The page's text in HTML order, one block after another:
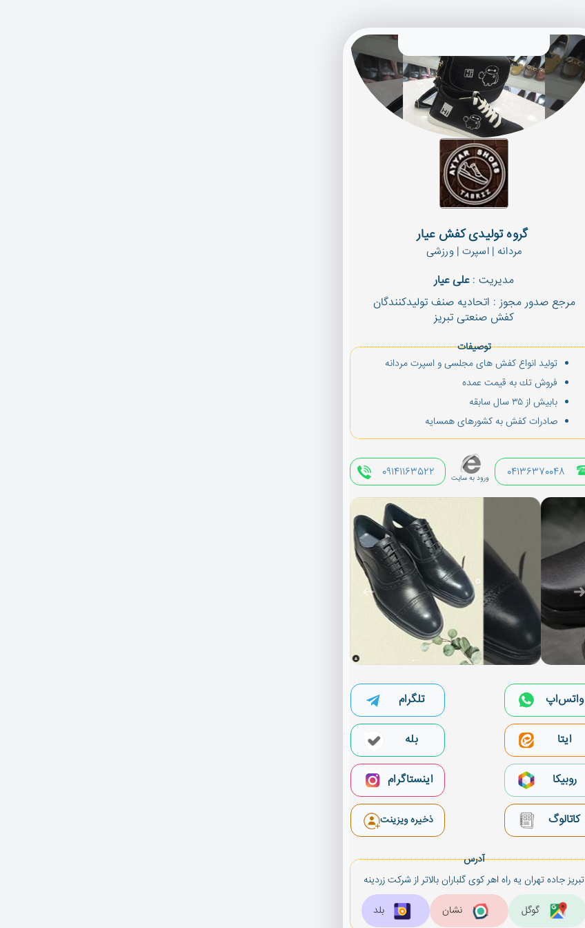
گروه تولیدی كفش عیار
مردانه | اسپرت | ورزشی
مدیریت :علی عیار
مرجع صدور مجوز : اتحادیه صنف تولیدكنندگان
كفش صنعتی تبریز
توصیفات
تولید انواع كفش های مجلسی و اسپرت مردانه
فروش تك به قیمت عمده
بابیش از ۳۵ سال سابقه
صادرات كفش به كشورهای همسایه
09141163522 ورود به سایت 04136370048
تلگرام واتس‌اپ
بله ایتا
اینستاگرام روبیکا
ذخیره ویزینت کاتالوگ
آدرس
تبریز جاده تهران یه راه اهر كوی گلباران بالاتر از شركت زردینه
بلد
نشان گوگل